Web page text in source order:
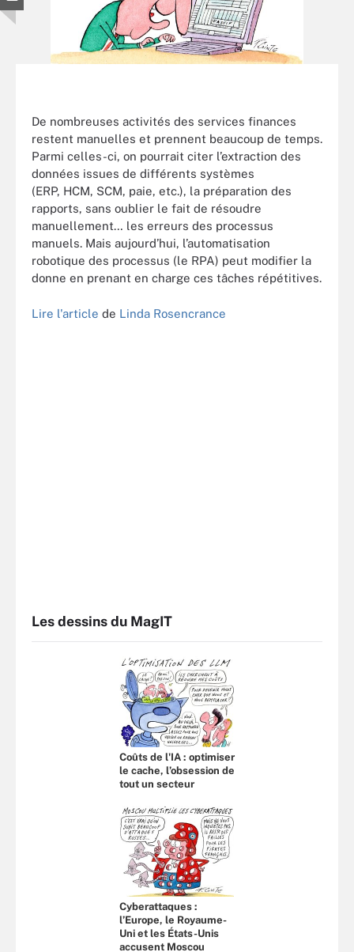
De nombreuses activités des services finances
restent manuelles et prennent beaucoup de temps.
Parmi celles-ci, on pourrait citer l’extraction des
données issues de différents systèmes
(ERP, HCM, SCM, paie, etc.), la préparation des
rapports, sans oublier le fait de résoudre
manuellement… les erreurs des processus
manuels. Mais aujourd’hui, l’automatisation
robotique des processus (le RPA) peut modifier la
donne en prenant en charge ces tâches répétitives.
Lire l'article de Linda Rosencrance
Les dessins du MagIT
Coûts de l'IA : optimiser
le cache, l’obsession de
tout un secteur
Cyberattaques :
l’Europe, le Royaume-
Uni et les États-Unis
accusent Moscou